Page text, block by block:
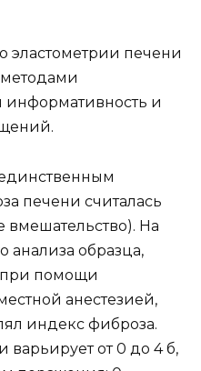
эластометрии печени
информативность и
печени считалась
вмешательство). На
анализа образца,
при помощи
анестезией,
индекс фиброза.
от 0 до 4 б,